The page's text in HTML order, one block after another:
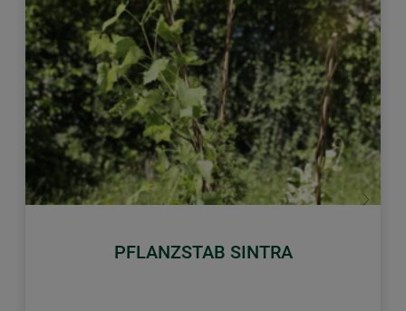
PFLANZSTAB SINTRA
Zurück Weiter